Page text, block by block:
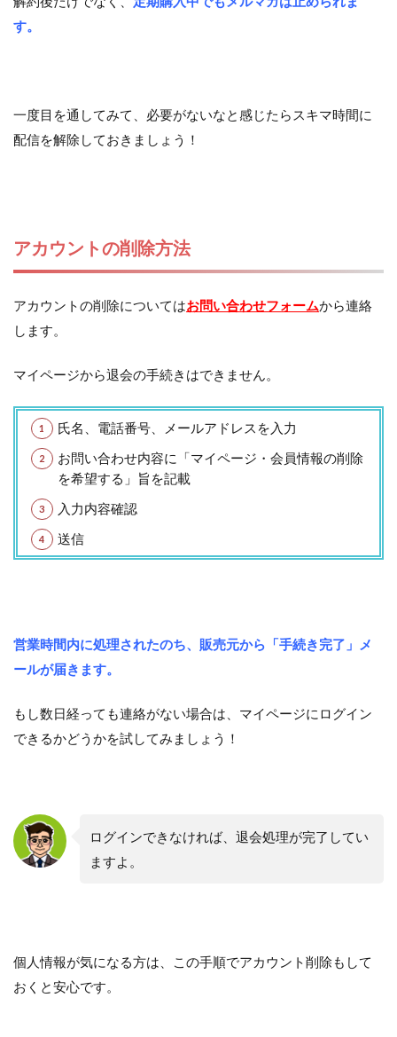
す。
一度目を通してみて、必要がないなと感じたらスキマ時間に
配信を解除しておきましょう！
アカウントの削除方法
アカウントの削除についてはお問い合わせフォームから連絡
します。
マイページから退会の手続きはできません。
氏名、電話番号、メールアドレスを入力
お問い合わせ内容に「マイページ・会員情報の削除
を希望する」旨を記載
入力内容確認
送信
営業時間内に処理されたのち、販売元から「手続き完了」メ
ールが届きます。
もし数日経っても連絡がない場合は、マイページにログイン
できるかどうかを試してみましょう！
ログインできなければ、退会処理が完了してい
ますよ。
個人情報が気になる方は、この手順でアカウント削除もして
おくと安心です。